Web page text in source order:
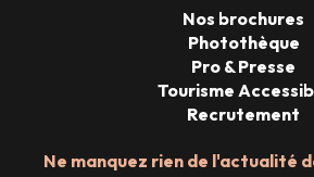
Ne manquez rien de l'actualité
Nos brochures
Photothèque
Pro & Presse
Tourisme
Recrutement